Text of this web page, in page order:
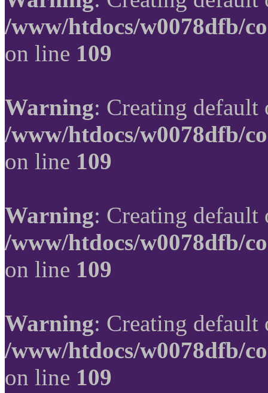
/www/htdocs/w0078dfb/
on line 109
Warning: Creating
/www/htdocs/w0078dfb/
on line 109
Warning: Creating
/www/htdocs/w0078dfb/
on line 109
Warning: Creating
/www/htdocs/w0078dfb/
on line 109